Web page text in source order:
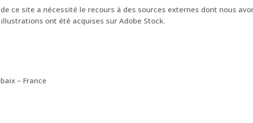
ce site a nécessité le recours à des sources externes dont nous
ont été acquises sur Adobe Stock.
– France